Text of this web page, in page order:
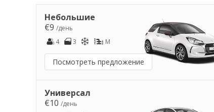
Небольшие
€9 /день
4
3 M
Посмотреть предложение
Универсал
€10 /день